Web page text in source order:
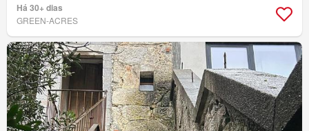
Há 30+ dias
GREEN-ACRES